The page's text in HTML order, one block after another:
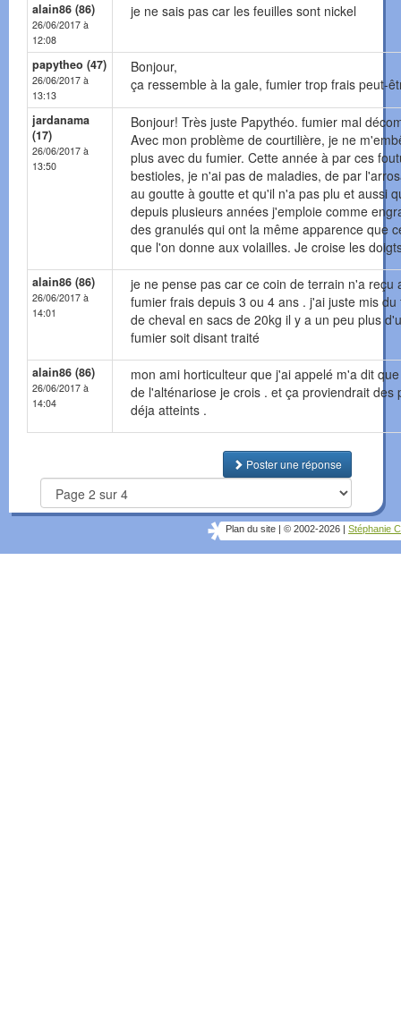
alain86 (86)
26/06/2017 à
12:08
je ne sais pas car les feuilles sont nickel
papytheo (47)
26/06/2017 à
13:13
Bonjour,
ça ressemble à la gale, fumier trop frais peut-
jardanama
(17)
26/06/2017 à
13:50
Bonjour! Très juste Papythéo. fumier mal
Avec mon problème de courtilière, je ne
plus avec du fumier. Cette année à par ces
bestioles, je n'ai pas de maladies, de par
au goutte à goutte et qu'il n'a pas plu et aussi
depuis plusieurs années j'emploie comme
des granulés qui ont la même apparence que
que l'on donne aux volailles. Je croise les
alain86 (86)
26/06/2017 à
14:01
je ne pense pas car ce coin de terrain n'a reçu
fumier frais depuis 3 ou 4 ans . j'ai juste mis du
de cheval en sacs de 20kg il y a un peu plus
fumier soit disant traité
alain86 (86)
26/06/2017 à
14:04
mon ami horticulteur que j'ai appelé m'a dit
de l'alténariose je crois . et ça proviendrait des
déja atteints .
Poster une réponse
Plan du site © 2002-2026 Stéphanie C